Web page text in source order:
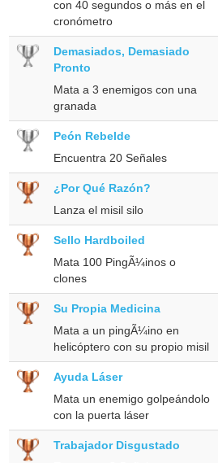
con 40 segundos o más en el
cronómetro
Demasiados, Demasiado
Pronto
Mata a 3 enemigos con una
granada
Peón Rebelde
Encuentra 20 Señales
¿Por Qué Razón?
Lanza el misil silo
Sello Hardboiled
Mata 100 PingÃ¼inos o
clones
Su Propia Medicina
Mata a un pingÃ¼ino en
helicóptero con su propio misil
Ayuda Láser
Mata un enemigo golpeándolo
con la puerta láser
Trabajador Disgustado